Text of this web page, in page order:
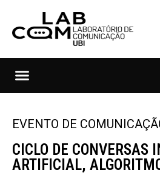
EVENTO DE
CICLO DE CONVERSAS
ARTIFICIAL,